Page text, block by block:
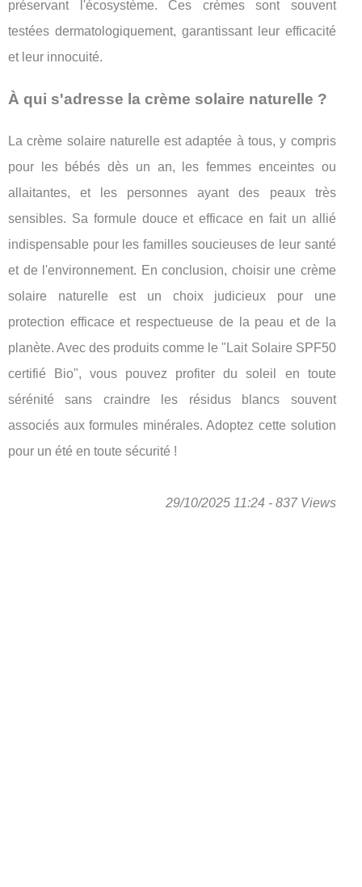
préservant l'écosystème. Ces crèmes sont souvent
testées dermatologiquement, garantissant leur efficacité
et leur innocuité.
À qui s'adresse la crème solaire naturelle ?
La crème solaire naturelle est adaptée à tous, y compris
pour les bébés dès un an, les femmes enceintes ou
allaitantes, et les personnes ayant des peaux très
sensibles. Sa formule douce et efficace en fait un allié
indispensable pour les familles soucieuses de leur santé
et de l'environnement. En conclusion, choisir une crème
solaire naturelle est un choix judicieux pour une
protection efficace et respectueuse de la peau et de la
planète. Avec des produits comme le "Lait Solaire SPF50
certifié Bio", vous pouvez profiter du soleil en toute
sérénité sans craindre les résidus blancs souvent
associés aux formules minérales. Adoptez cette solution
pour un été en toute sécurité !
29/10/2025 11:24 - 837 Views